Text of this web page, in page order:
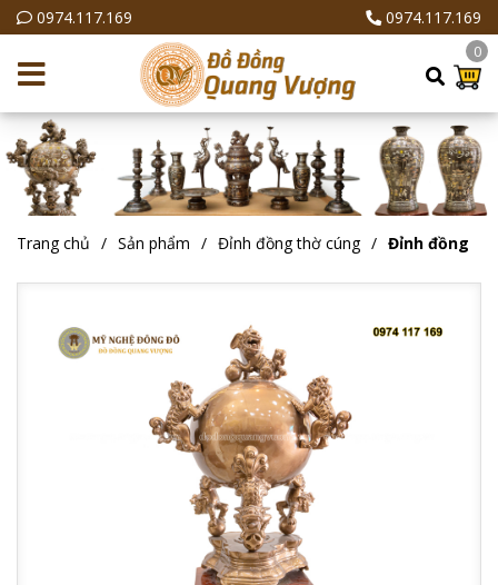
0974.117.169 0974.117.169
0
Trang chủ Sản phẩm Đỉnh đồng thờ cúng Đỉnh đồng